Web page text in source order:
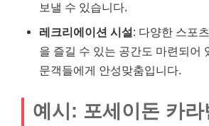
보낼 수 있습니다.
레크리에이션 시설: 다양한 스포
을 즐길 수 있는 공간도 마련되어
문객들에게 안성맞춤입니다.
예시: 포세이돈 카라